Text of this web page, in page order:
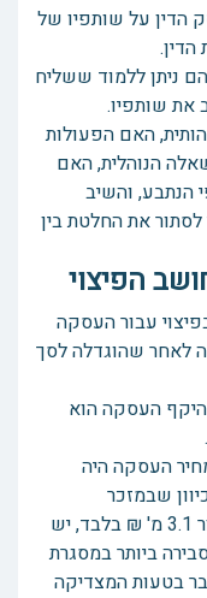
הדין על שותפיו של
ניתן ללמוד ששליח
את שותפיו.
האם הפעולות
הנוהלית, האם
הנתבע, והשיב
את החלטת בין
הפיצוי
עבור העסקה
העסקה לאחר שהוגדלה לסך
העסקה הוא
העסקה היה
שכיוון שבמזכר
העקרונות נקבע כי העסקה תהיה בשיעור 3.1 מ' ₪ בלבד, יש
ביותר במסגרת
בטעות המצדיקה